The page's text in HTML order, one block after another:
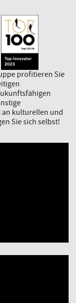
profitieren Sie
an kulturellen und
Sie sich selbst!